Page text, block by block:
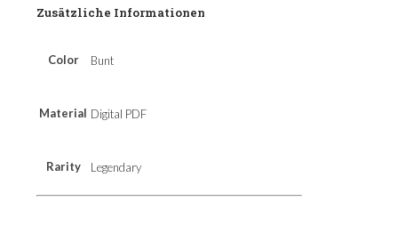
Teilen
Zusätzliche Informationen
Color Bunt
Material Digital PDF
Rarity Legendary